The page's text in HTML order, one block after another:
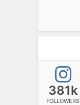
381k
FOLLOWERS